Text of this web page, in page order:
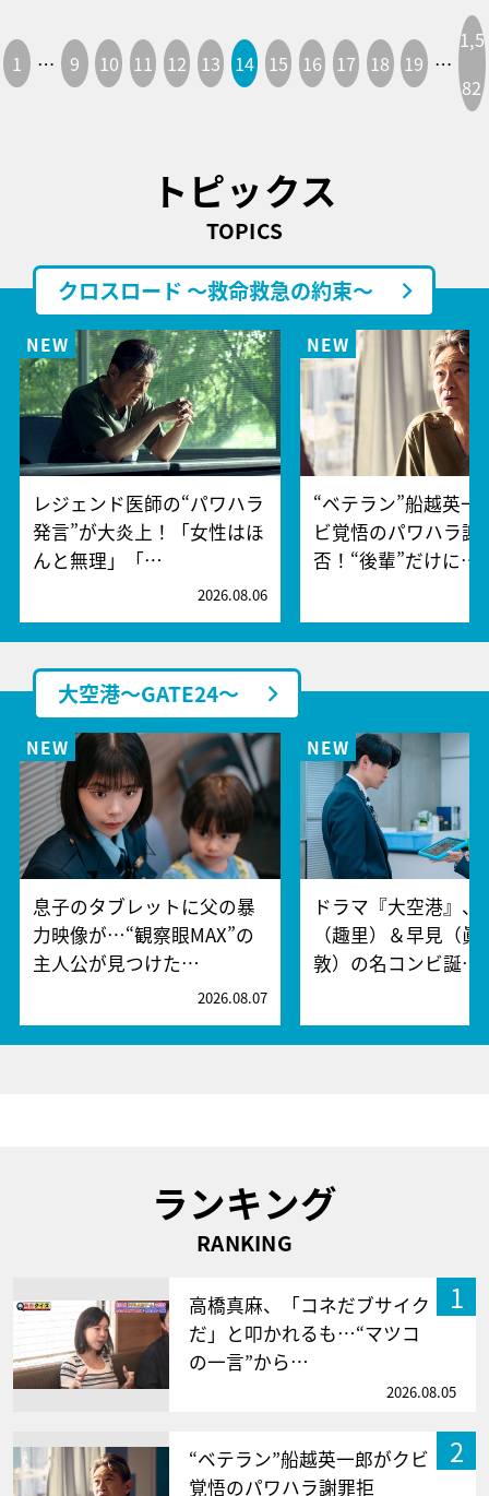
1 … 9 10 11 12 13 14 15 16 17 18 19 …
1,5
82
トピックス
TOPICS
クロスロード ～救命救急の約束～
レジェンド医師の“パワハラ
発言”が大炎上！「女性はほ
んと無理」「…
2026.08.06
“ベテラン”船越英一
ビ覚悟のパワハラ謝
否！“後輩”だけに…
大空港～GATE24～
息子のタブレットに父の暴
力映像が…“観察眼MAX”の
主人公が見つけた…
2026.08.07
ドラマ『大空港』、
（趣里）＆早見（眞
敦）の名コンビ誕…
ランキング
RANKING
1
高橋真麻、「コネだブサイク
だ」と叩かれるも…“マツコ
の一言”から…
2026.08.05
2
“ベテラン”船越英一郎がクビ
覚悟のパワハラ謝罪拒